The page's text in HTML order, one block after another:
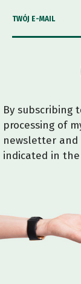
TWÓJ E-MAIL
By subscribing
processing of
newsletter and
indicated in the